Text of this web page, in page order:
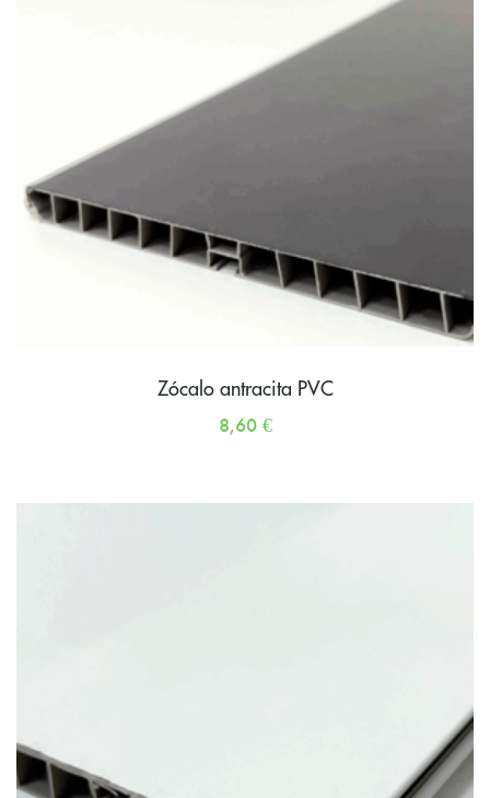
Zócalo antracita PVC
8,60 €